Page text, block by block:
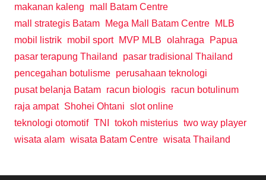
makanan kaleng
mall Batam Centre
mall strategis Batam
Mega Mall Batam Centre
MLB
mobil listrik mobil sport MVP MLB olahraga
Papua
pasar terapung Thailand
pasar tradisional Thailand
pencegahan botulisme perusahaan teknologi
pusat belanja Batam racun biologis racun botulinum
raja ampat Shohei Ohtani slot online
teknologi otomotif TNI tokoh misterius two way player
wisata alam wisata Batam Centre wisata Thailand